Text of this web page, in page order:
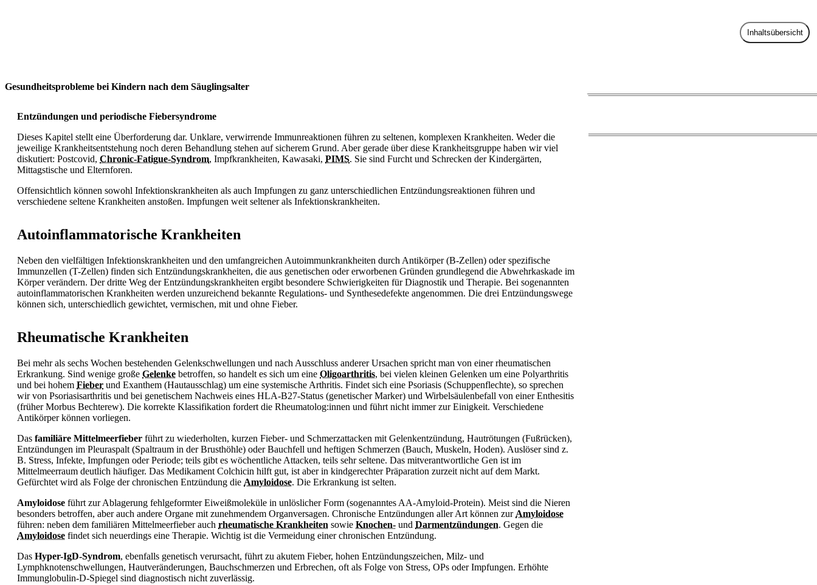
Inhaltsübersicht
Gesundheitsprobleme bei Kindern nach dem Säuglingsalter
Entzündungen und periodische Fiebersyndrome
Dieses Kapitel stellt eine Überforderung dar. Unklare, verwirrende Immunreaktionen führen zu seltenen, komplexen Krankheiten. Weder die
jeweilige Krankheitsentstehung noch deren Behandlung stehen auf sicherem Grund. Aber gerade über diese Krankheitsgruppe haben wir viel
diskutiert: Postcovid, Chronic-Fatigue-Syndrom, Impfkrankheiten, Kawasaki, PIMS. Sie sind Furcht und Schrecken der Kindergärten,
Mittagstische und Elternforen.
Offensichtlich können sowohl Infektionskrankheiten als auch Impfungen zu ganz unterschiedlichen Entzündungsreaktionen führen und
verschiedene seltene Krankheiten anstoßen. Impfungen weit seltener als Infektionskrankheiten.
Autoinflammatorische Krankheiten
Neben den vielfältigen Infektionskrankheiten und den umfangreichen Autoimmunkrankheiten durch Antikörper (B-Zellen) oder spezifische
Immunzellen (T-Zellen) finden sich Entzündungskrankheiten, die aus genetischen oder erworbenen Gründen grundlegend die Abwehrkaskade im
Körper verändern. Der dritte Weg der Entzündungskrankheiten ergibt besondere Schwierigkeiten für Diagnostik und Therapie. Bei sogenannten
autoinflammatorischen Krankheiten werden unzureichend bekannte Regulations- und Synthesedefekte angenommen. Die drei Entzündungswege
können sich, unterschiedlich gewichtet, vermischen, mit und ohne Fieber.
Rheumatische Krankheiten
Bei mehr als sechs Wochen bestehenden Gelenkschwellungen und nach Ausschluss anderer Ursachen spricht man von einer rheumatischen
Erkrankung. Sind wenige große Gelenke betroffen, so handelt es sich um eine Oligoarthritis, bei vielen kleinen Gelenken um eine Polyarthritis
und bei hohem Fieber und Exanthem (Hautausschlag) um eine systemische Arthritis. Findet sich eine Psoriasis (Schuppenflechte), so sprechen
wir von Psoriasisarthritis und bei genetischem Nachweis eines HLA-B27-Status (genetischer Marker) und Wirbelsäulenbefall von einer Enthesitis
(früher Morbus Bechterew). Die korrekte Klassifikation fordert die Rheumatolog:innen und führt nicht immer zur Einigkeit. Verschiedene
Antikörper können vorliegen.
Das familiäre Mittelmeerfieber führt zu wiederholten, kurzen Fieber- und Schmerzattacken mit Gelenkentzündung, Hautrötungen (Fußrücken),
Entzündungen im Pleuraspalt (Spaltraum in der Brusthöhle) oder Bauchfell und heftigen Schmerzen (Bauch, Muskeln, Hoden). Auslöser sind z.
B. Stress, Infekte, Impfungen oder Periode; teils gibt es wöchentliche Attacken, teils sehr seltene. Das mitverantwortliche Gen ist im
Mittelmeerraum deutlich häufiger. Das Medikament Colchicin hilft gut, ist aber in kindgerechter Präparation zurzeit nicht auf dem Markt.
Gefürchtet wird als Folge der chronischen Entzündung die Amyloidose. Die Erkrankung ist selten.
Amyloidose führt zur Ablagerung fehlgeformter Eiweißmoleküle in unlöslicher Form (sogenanntes AA-Amyloid-Protein). Meist sind die Nieren
besonders betroffen, aber auch andere Organe mit zunehmendem Organversagen. Chronische Entzündungen aller Art können zur Amyloidose
führen: neben dem familiären Mittelmeerfieber auch rheumatische Krankheiten sowie Knochen- und Darmentzündungen. Gegen die
Amyloidose findet sich neuerdings eine Therapie. Wichtig ist die Vermeidung einer chronischen Entzündung.
Das Hyper-IgD-Syndrom, ebenfalls genetisch verursacht, führt zu akutem Fieber, hohen Entzündungszeichen, Milz- und
Lymphknotenschwellungen, Hautveränderungen, Bauchschmerzen und Erbrechen, oft als Folge von Stress, OPs oder Impfungen. Erhöhte
Immunglobulin-D-Spiegel sind diagnostisch nicht zuverlässig.